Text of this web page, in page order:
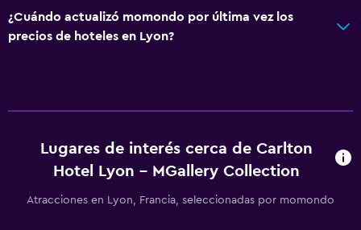
¿Cuándo actualizó momondo por última vez los
precios de hoteles en Lyon?
Lugares de interés cerca de Carlton
Hotel Lyon - MGallery Collection
Atracciones en Lyon, Francia, seleccionadas por momondo